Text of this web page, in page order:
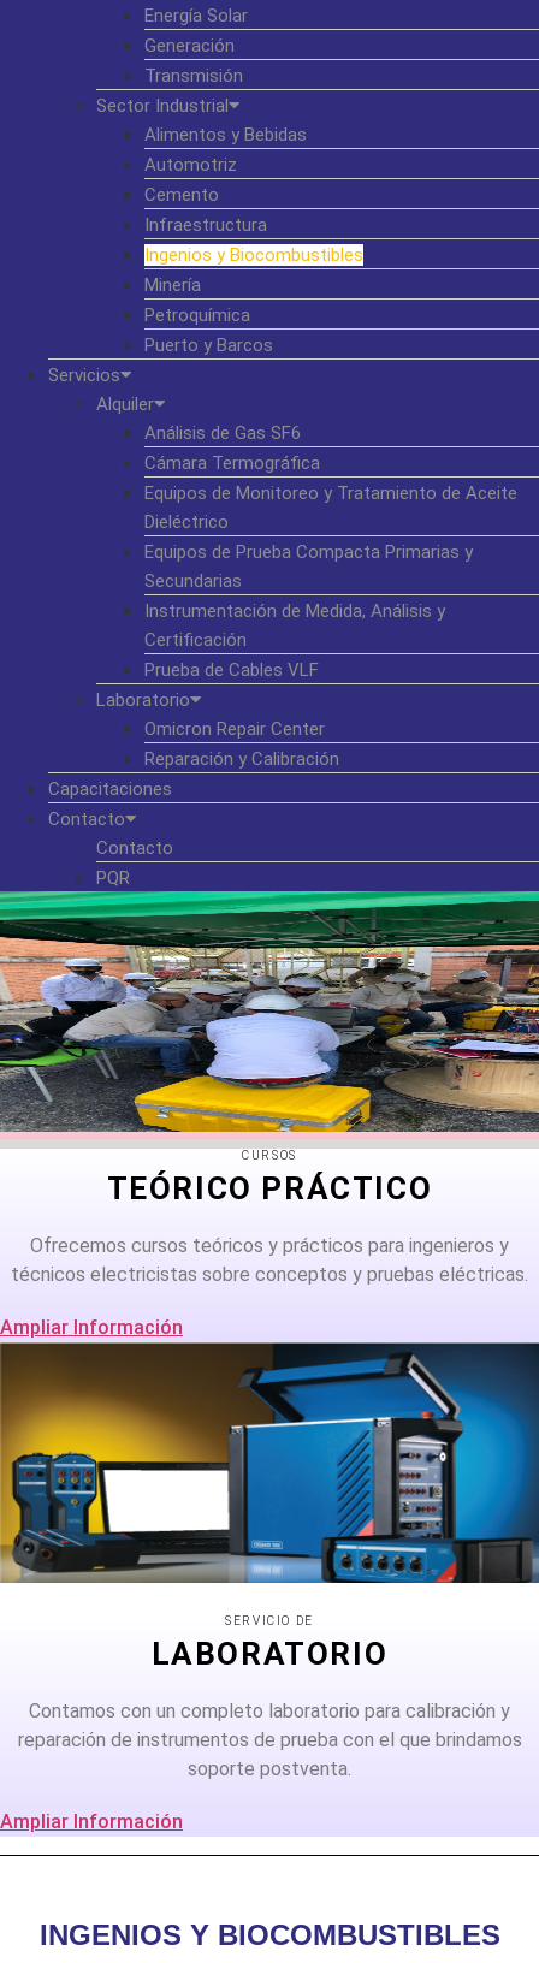
Energía Solar
Generación
Transmisión
Sector Industrial
Alimentos y Bebidas
Automotriz
Cemento
Infraestructura
Ingenios y Biocombustibles
Minería
Petroquímica
Puerto y Barcos
Servicios
Alquiler
Análisis de Gas SF6
Cámara Termográfica
Equipos de Monitoreo y Tratamiento de Aceite
Dieléctrico
Equipos de Prueba Compacta Primarias y
Secundarias
Instrumentación de Medida, Análisis y
Certificación
Prueba de Cables VLF
Laboratorio
Omicron Repair Center
Reparación y Calibración
Capacitaciones
Contacto
Contacto
PQR
CURSOS
TEÓRICO PRÁCTICO
Ofrecemos cursos teóricos y prácticos para ingenieros y
técnicos electricistas sobre conceptos y pruebas eléctricas.
Ampliar Información
SERVICIO DE
LABORATORIO
Contamos con un completo laboratorio para calibración y
reparación de instrumentos de prueba con el que brindamos
soporte postventa.
Ampliar Información
INGENIOS Y BIOCOMBUSTIBLES